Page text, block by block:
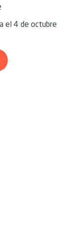
el 4 de octubre